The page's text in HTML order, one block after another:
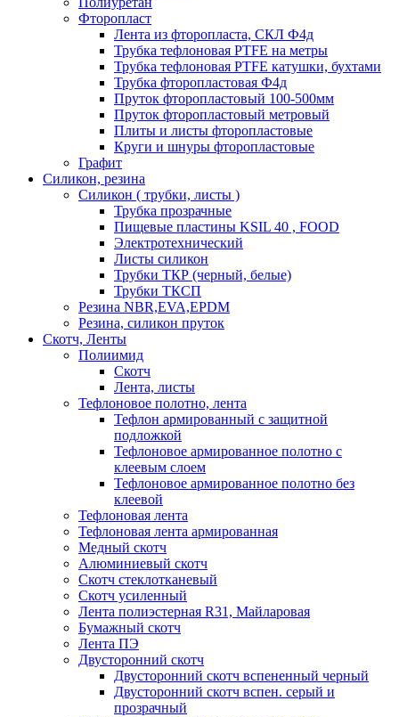
Фторопласт
Лента из фторопласта, СКЛ Ф4д
Трубка тефлоновая PTFE на метры
Трубка тефлоновая PTFE катушки, бухтами
Трубка фторопластовая Ф4д
Пруток фторопластовый 100-500мм
Пруток фторопластовый метровый
Плиты и листы фторопластовые
Круги и шнуры фторопластовые
Графит
Силикон, резина
Силикон ( трубки, листы )
Трубка прозрачные
Пищевые пластины KSIL 40 , FOOD
Электротехнический
Листы силикон
Трубки ТКР (черный, белые)
Трубки ТКСП
Резина NBR,EVA,EPDM
Резина, силикон пруток
Скотч, Ленты
Полиимид
Скотч
Лента, листы
Тефлоновое полотно, лента
Тефлон армированный с защитной
подложкой
Тефлоновое армированное полотно с
клеевым слоем
Тефлоновое армированное полотно без
клеевой
Тефлоновая лента
Тефлоновая лента армированная
Медный скотч
Алюминиевый скотч
Скотч стеклотканевый
Скотч усиленный
Лента полиэстерная R31, Майларовая
Бумажный скотч
Лента ПЭ
Двусторонний скотч
Двусторонний скотч вспененный черный
Двусторонний скотч вспен. серый и
прозрачный